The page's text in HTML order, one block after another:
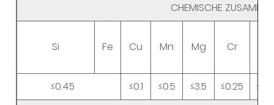
CHEMISCHE
Si Fe Cu Mn Mg Cr
≤0.45 ≤0.1 ≤0.5 ≤3.5 ≤0.25
≤0.2